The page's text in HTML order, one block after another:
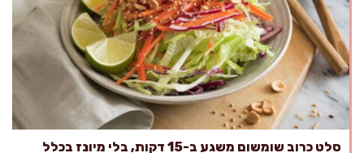
סלט כרוב שומשום משגע ב-15 דקות, בלי מיונז בכלל